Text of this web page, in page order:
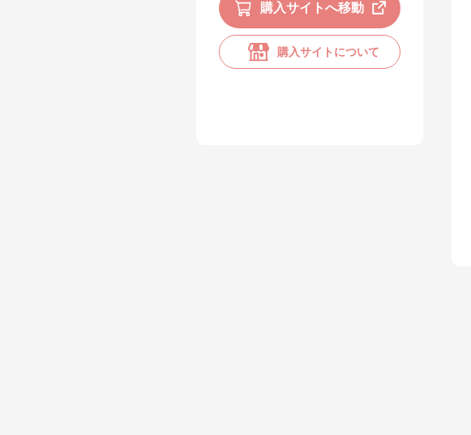
購入サイトへ移動
購入サイトについて